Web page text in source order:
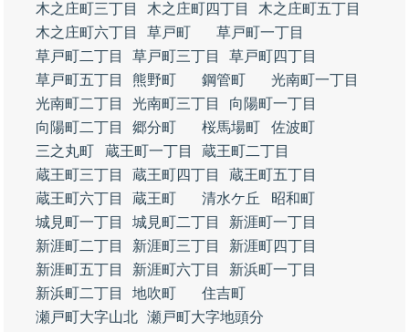
木之庄町三丁目
木之庄町四丁目
木之庄町五丁目
木之庄町六丁目
草戸町
草戸町一丁目
草戸町二丁目
草戸町三丁目
草戸町四丁目
草戸町五丁目
熊野町 鋼管町
光南町一丁目
光南町二丁目
光南町三丁目
向陽町一丁目
向陽町二丁目
郷分町 桜馬場町
佐波町
三之丸町
蔵王町一丁目
蔵王町二丁目
蔵王町三丁目
蔵王町四丁目
蔵王町五丁目
蔵王町六丁目
蔵王町 清水ケ丘
昭和町
城見町一丁目
城見町二丁目
新涯町一丁目
新涯町二丁目
新涯町三丁目
新涯町四丁目
新涯町五丁目
新涯町六丁目
新浜町一丁目
新浜町二丁目
地吹町
住吉町
瀬戸町大字山北 瀬戸町大字地頭分